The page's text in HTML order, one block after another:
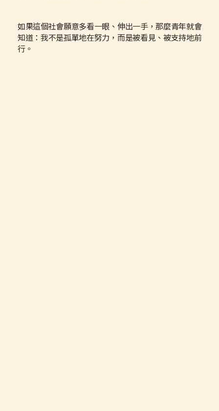
如果這個社會願意多看一眼、伸出一手，那麼青年就會
知道：我不是孤單地在努力，而是被看見、被支持地前
行。